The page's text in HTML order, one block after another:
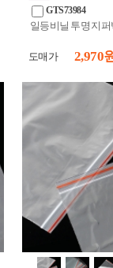
GTS73984
일등비닐 투명 지
도매가 2,970